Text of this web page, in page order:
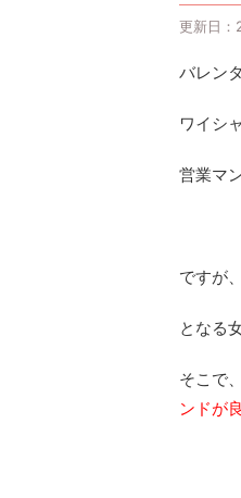
更新日：
バレン
ワイシ
営業マ
ですが
となる
そこで
ンドが